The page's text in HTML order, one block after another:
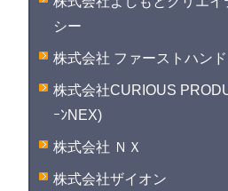
シー
株式会社 ファーストハンド
株式会社CURIOUS
ｰﾝNEX)
株式会社 ＮＸ
株式会社ザイオン